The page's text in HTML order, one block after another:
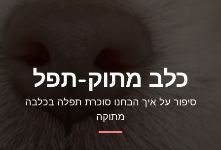
כלב מתוק-תפל
סיפור על איך הבחנו סוכרת תפלה בכלבה
מתוקה